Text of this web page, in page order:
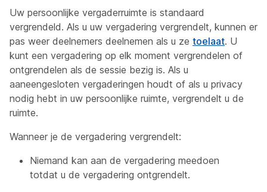
Uw persoonlijke vergaderruimte is standaard
vergrendeld. Als u uw vergadering vergrendelt, kunnen er
pas weer deelnemers deelnemen als u ze toelaat. U
kunt een vergadering op elk moment vergrendelen of
ontgrendelen als de sessie bezig is. Als u
aaneengesloten vergaderingen houdt of als u privacy
nodig hebt in uw persoonlijke ruimte, vergrendelt u de
ruimte.
Wanneer je de vergadering vergrendelt:
Niemand kan aan de vergadering meedoen
totdat u de vergadering ontgrendelt.